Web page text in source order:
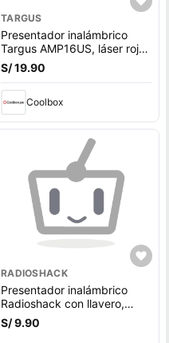
TARGUS
Presentador inalámbrico
Targus AMP16US, láser rojo,
usa pila, negro
S/ 19.90
Coolbox
RADIOSHACK
Presentador inalámbrico
Radioshack con llavero,
láser rojo, usa pilas, negro
S/ 9.90